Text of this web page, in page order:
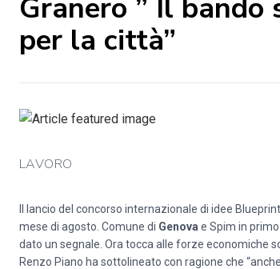
Granero ” Il
per la città”
LAVORO
Il lancio del concorso internazionale di idee
mese di agosto. Comune di Genova e Spim in
dato un segnale. Ora tocca alle forze economiche
Renzo Piano ha sottolineato con ragione che